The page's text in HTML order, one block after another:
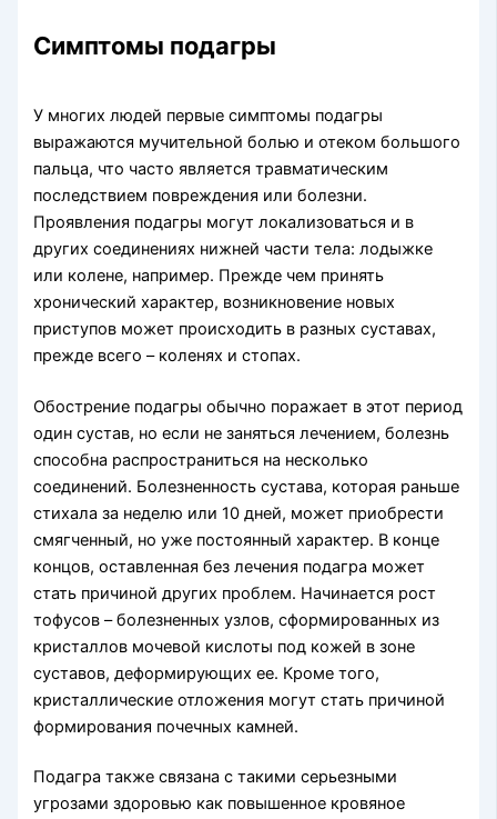
Симптомы подагры
У многих людей первые симптомы подагры
выражаются мучительной болью и отеком большого
пальца, что часто является травматическим
последствием повреждения или болезни.
Проявления подагры могут локализоваться и в
других соединениях нижней части тела: лодыжке
или колене, например. Прежде чем принять
хронический характер, возникновение новых
приступов может происходить в разных суставах,
прежде всего – коленях и стопах.
Обострение подагры обычно поражает в этот период
один сустав, но если не заняться лечением, болезнь
способна распространиться на несколько
соединений. Болезненность сустава, которая раньше
стихала за неделю или 10 дней, может приобрести
смягченный, но уже постоянный характер. В конце
концов, оставленная без лечения подагра может
стать причиной других проблем. Начинается рост
тофусов – болезненных узлов, сформированных из
кристаллов мочевой кислоты под кожей в зоне
суставов, деформирующих ее. Кроме того,
кристаллические отложения могут стать причиной
формирования почечных камней.
Подагра также связана с такими серьезными
угрозами здоровью как повышенное кровяное